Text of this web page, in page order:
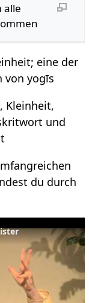
alle
eine der
von yogīs
Kleinheit,
und
du durch